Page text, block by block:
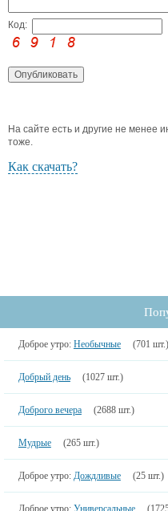
Код:
На сайте есть и другие не менее
тоже.
Как скачать?
Доброе утро: Необычные (701 шт.)
Добрый день (1027 шт.)
Доброго вечера (2688 шт.)
Мудрые (265 шт.)
Доброе утро: Дождливые (25 шт.)
Доброе утро: Универсальные